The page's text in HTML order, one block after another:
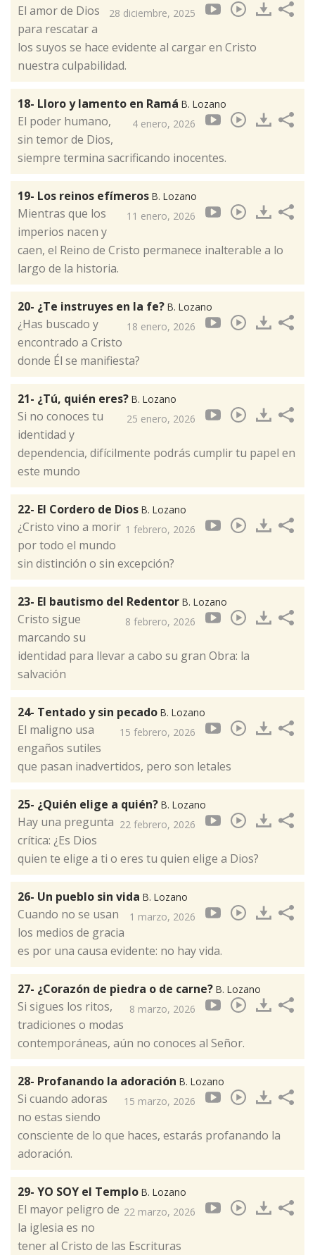
28 diciembre, 2025
El amor de Dios
para rescatar a
los suyos se hace evidente al cargar en Cristo
nuestra culpabilidad.
18- Lloro y lamento en Ramá B. Lozano
4 enero, 2026
El poder humano,
sin temor de Dios,
siempre termina sacrificando inocentes.
19- Los reinos efímeros B. Lozano
11 enero, 2026
Mientras que los
imperios nacen y
caen, el Reino de Cristo permanece inalterable a lo
largo de la historia.
20- ¿Te instruyes en la fe? B. Lozano
18 enero, 2026
¿Has buscado y
encontrado a Cristo
donde Él se manifiesta?
21- ¿Tú, quién eres? B. Lozano
25 enero, 2026
Si no conoces tu
identidad y
dependencia, difícilmente podrás cumplir tu papel en
este mundo
22- El Cordero de Dios B. Lozano
1 febrero, 2026
¿Cristo vino a morir
por todo el mundo
sin distinción o sin excepción?
23- El bautismo del Redentor B. Lozano
8 febrero, 2026
Cristo sigue
marcando su
identidad para llevar a cabo su gran Obra: la
salvación
24- Tentado y sin pecado B. Lozano
15 febrero, 2026
El maligno usa
engaños sutiles
que pasan inadvertidos, pero son letales
25- ¿Quién elige a quién? B. Lozano
22 febrero, 2026
Hay una pregunta
crítica: ¿Es Dios
quien te elige a ti o eres tu quien elige a Dios?
26- Un pueblo sin vida B. Lozano
1 marzo, 2026
Cuando no se usan
los medios de gracia
es por una causa evidente: no hay vida.
27- ¿Corazón de piedra o de carne? B. Lozano
8 marzo, 2026
Si sigues los ritos,
tradiciones o modas
contemporáneas, aún no conoces al Señor.
28- Profanando la adoración B. Lozano
15 marzo, 2026
Si cuando adoras
no estas siendo
consciente de lo que haces, estarás profanando la
adoración.
29- YO SOY el Templo B. Lozano
22 marzo, 2026
El mayor peligro de
la iglesia es no
tener al Cristo de las Escrituras